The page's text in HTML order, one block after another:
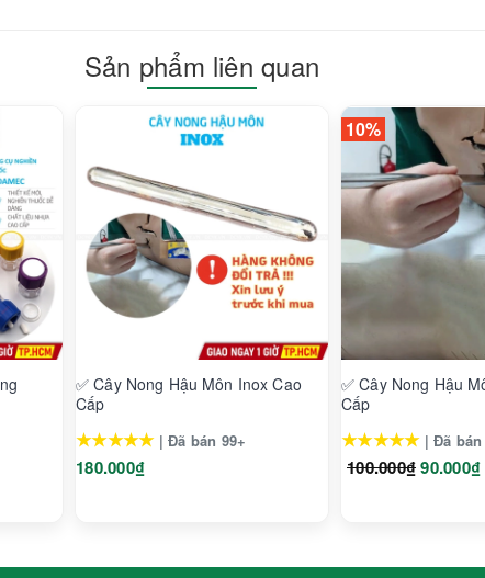
Sản phẩm liên quan
✅ Cây Nong Hậu Môn Inox Cao
Cấp
★★★★★ | Đã bán 99+
180.000₫
10%
✅ Cây Nong Hậu
Cấp
★★★★★ | Đã bán
100.000₫90.000₫